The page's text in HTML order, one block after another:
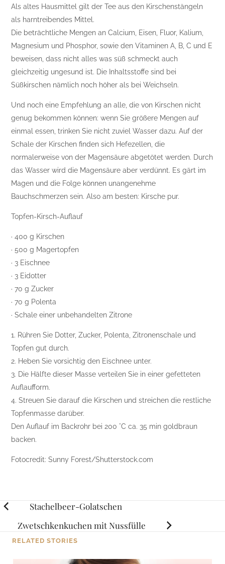
Als altes Hausmittel gilt der Tee aus den Kirschenstängeln
als harntreibendes Mittel.
Die beträchtliche Mengen an Calcium, Eisen, Fluor, Kalium,
Magnesium und Phosphor, sowie den Vitaminen A, B, C und E
beweisen, dass nicht alles was süß schmeckt auch
gleichzeitig ungesund ist. Die Inhaltsstoffe sind bei
Süßkirschen nämlich noch höher als bei Weichseln.
Und noch eine Empfehlung an alle, die von Kirschen nicht
genug bekommen können: wenn Sie größere Mengen auf
einmal essen, trinken Sie nicht zuviel Wasser dazu. Auf der
Schale der Kirschen finden sich Hefezellen, die
normalerweise von der Magensäure abgetötet werden. Durch
das Wasser wird die Magensäure aber verdünnt. Es gärt im
Magen und die Folge können unangenehme
Bauchschmerzen sein. Also am besten: Kirsche pur.
Topfen-Kirsch-Auflauf
· 400 g Kirschen
· 500 g Magertopfen
· 3 Eischnee
· 3 Eidotter
· 70 g Zucker
· 70 g Polenta
· Schale einer unbehandelten Zitrone
1. Rühren Sie Dotter, Zucker, Polenta, Zitronenschale und
Topfen gut durch.
2. Heben Sie vorsichtig den Eischnee unter.
3. Die Hälfte dieser Masse verteilen Sie in einer gefetteten
Auflaufform.
4. Streuen Sie darauf die Kirschen und streichen die restliche
Topfenmasse darüber.
Den Auflauf im Backrohr bei 200 °C ca. 35 min goldbraun
backen.
Fotocredit: Sunny Forest/Shutterstock.com
Posts
navigation
Stachelbeer-Golatschen
Zwetschkenkuchen mit Nussfülle
RELATED STORIES